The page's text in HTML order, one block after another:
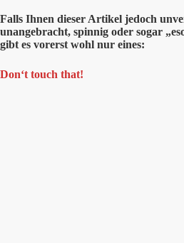
Falls Ihnen dieser Artikel jedoch
unangebracht, spinnig oder sogar
gibt es vorerst wohl nur eines:
Don‘t touch that!